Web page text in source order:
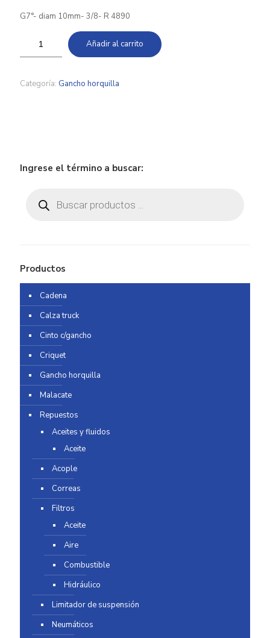
G7°- diam 10mm- 3/8- R 4890
Añadir al carrito
Categoría: Gancho horquilla
Ingrese el término a buscar:
productos
Productos
Cadena
Calza truck
Cinto c/gancho
Criquet
Gancho horquilla
Malacate
Repuestos
Aceites y fluidos
Aceite
Acople
Correas
Filtros
Aceite
Aire
Combustible
Hidráulico
Limitador de suspensión
Neumáticos